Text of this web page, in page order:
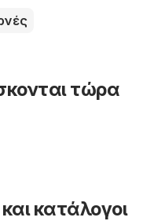
τώρα
κατάλογοι